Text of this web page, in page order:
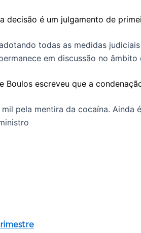
decisão é um julgamento de
todas as medidas
em discussão no
escreveu que a
pela mentira da cocaína.